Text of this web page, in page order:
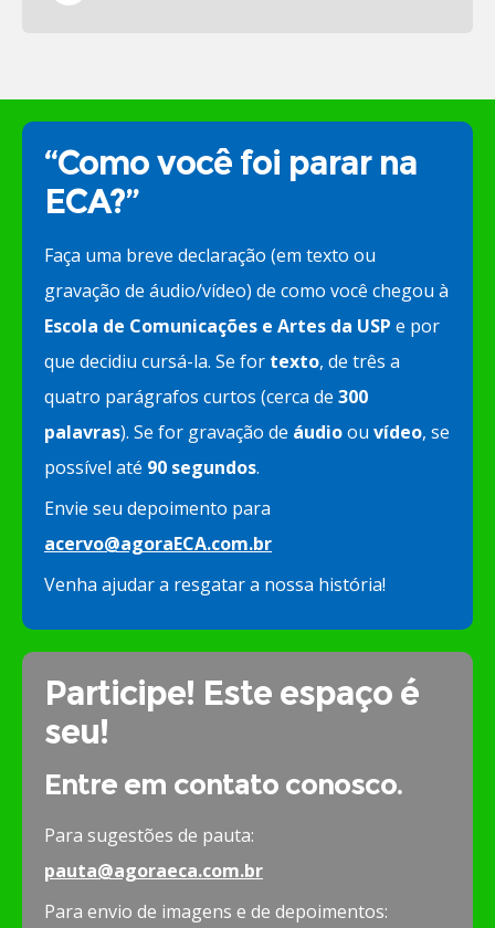
“Como você foi parar na
ECA?”
Faça uma breve declaração (em texto ou
gravação de áudio/vídeo) de como você chegou à
Escola de Comunicações e Artes da USP e por
que decidiu cursá-la. Se for texto, de três a
quatro parágrafos curtos (cerca de 300
palavras). Se for gravação de áudioou vídeo, se
possível até 90 segundos.
Envie seu depoimento para
acervo@agoraECA.com.br
Venha ajudar a resgatar a nossa história!
Participe! Este espaço é
seu!
Entre em contato conosco.
Para sugestões de pauta:
pauta@agoraeca.com.br
Para envio de imagens e de depoimentos: